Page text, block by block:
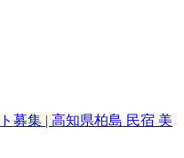
募集 | 高知県柏島 民宿 美